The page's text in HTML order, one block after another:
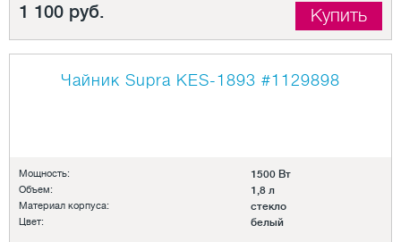
1 100 руб. Купить
Чайник Supra KES-1893 #1129898
Мощность: 1500 Вт
Объем: 1,8 л
Материал корпуса: стекло
Цвет: белый